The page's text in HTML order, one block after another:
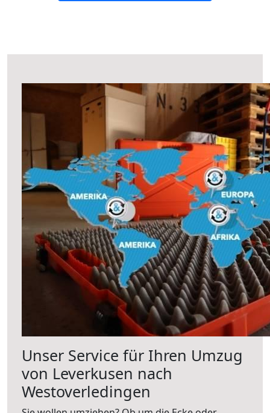
Unser Service für Ihren Umzug
von Leverkusen nach
Westoverledingen